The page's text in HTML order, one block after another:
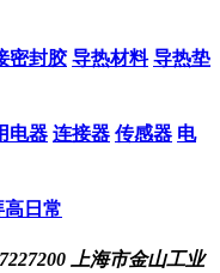
密封胶 导热材料 导热垫
电器 连接器 传感器 电
高日常
上海市金山工业